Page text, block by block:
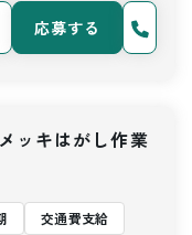
応募する
ッキはがし作業
交通費支給